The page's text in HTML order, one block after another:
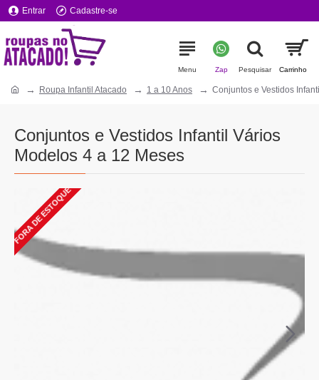
Entrar Cadastre-se
Roupa Infantil Atacado 1 a 10 Anos Conjuntos e Vestidos
Conjuntos e Vestidos Infantil Vários
Modelos 4 a 12 Meses
FORA DE ESTOQUE